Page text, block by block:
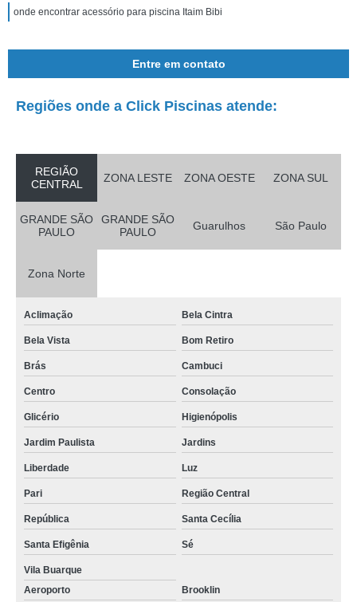
onde encontrar acessório para piscina Itaim Bibi
Entre em contato
Regiões onde a Click Piscinas atende:
REGIÃO
CENTRAL
ZONA LESTE ZONA OESTE ZONA SUL
GRANDE SÃO
PAULO
GRANDE SÃO
PAULO
Guarulhos São Paulo
Zona Norte
Aclimação Bela Cintra
Bela Vista Bom Retiro
Brás Cambuci
Centro Consolação
Glicério Higienópolis
Jardim Paulista Jardins
Liberdade Luz
Pari Região Central
República Santa Cecília
Santa Efigênia Sé
Vila Buarque
Aeroporto
Brooklin